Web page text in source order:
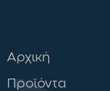
Αρχική
Προϊόντα